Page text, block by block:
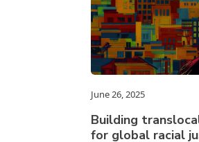
June 26, 2025
Building
for global racial